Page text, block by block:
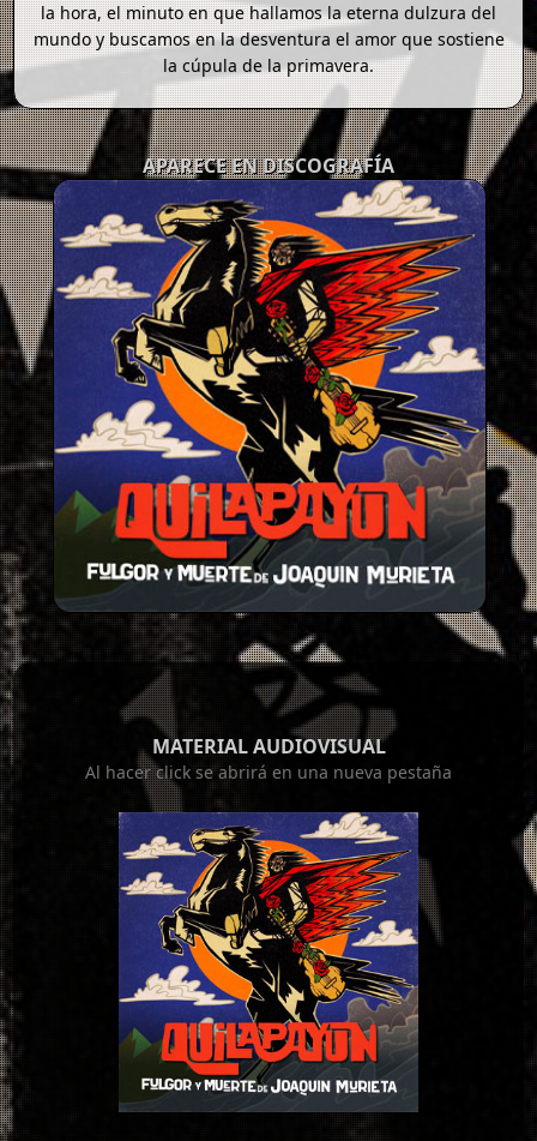
la hora, el minuto en que hallamos la eterna dulzura del
mundo y buscamos en la desventura el amor que sostiene
la cúpula de la primavera.
APARECE EN DISCOGRAFÍA
MATERIAL AUDIOVISUAL
Al hacer click se abrirá en una nueva pestaña